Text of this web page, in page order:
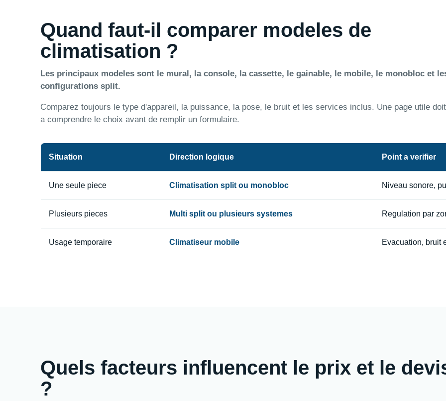
Quand faut-il comparer modeles de
climatisation ?
Les principaux modeles sont le mural, la console, la cassette, le gainable, le mobile, le monobloc et
configurations split.
Comparez toujours le type d'appareil, la puissance, la pose, le bruit et les services inclus. Une page utile
a comprendre le choix avant de remplir un formulaire.
Situation Direction logique Point a verifier
Une seule piece Climatisation split ou monobloc Niveau sonore,
Plusieurs pieces Multi split ou plusieurs systemes Regulation par
Usage temporaire Climatiseur mobile Evacuation, bruit
Quels facteurs influencent le prix et le
?